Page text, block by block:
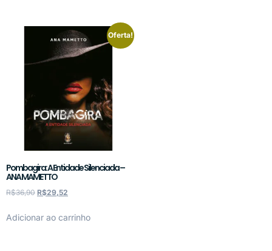
Oferta!
Pombagira: A Entidade Silenciada –
ANA MAMETTO
R$36,90 R$29,52
Adicionar ao carrinho